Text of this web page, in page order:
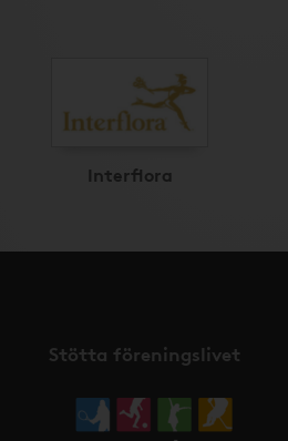
Interflora
Stötta föreningslivet